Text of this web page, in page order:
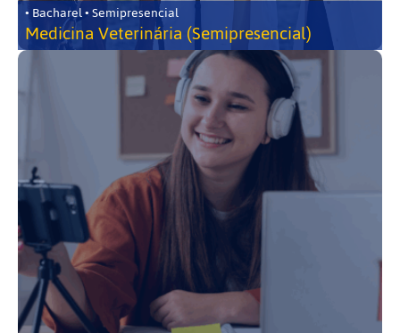
• Bacharel • Semipresencial
Medicina Veterinária (Semipresencial)